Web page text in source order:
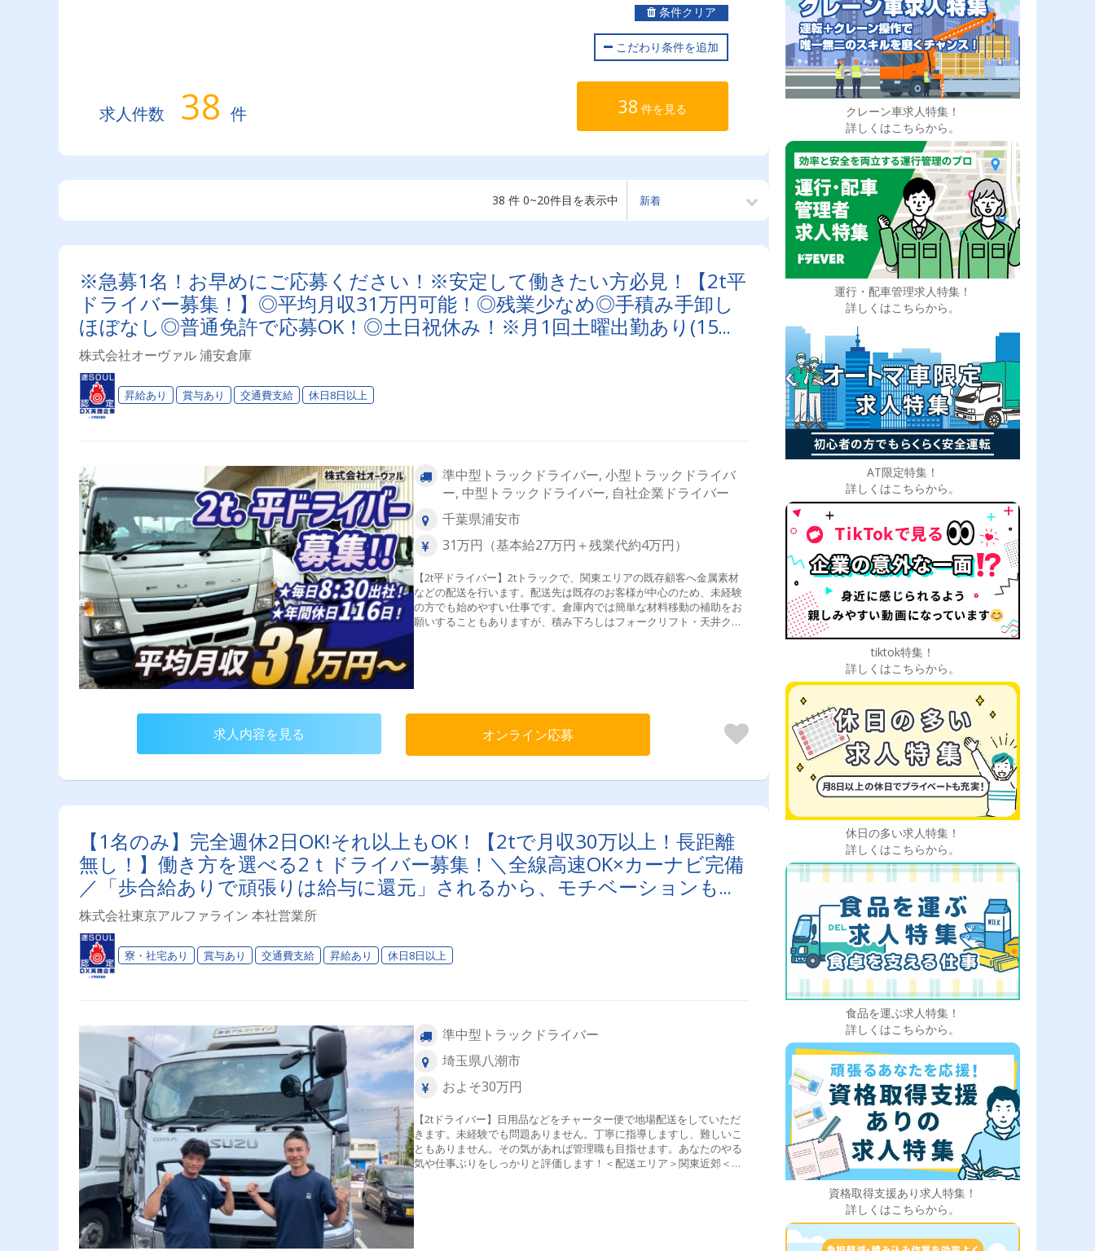
条件クリア
こだわり条件を追加
求人件数 38 件 38 件を見る
38 件 0~20件目を表示中
※急募1名！お早めにご応募ください！※安定して働きたい方必見！【2t平
ドライバー募集！】◎平均月収31万円可能！◎残業少なめ◎手積み手卸し
ほぼなし◎普通免許で応募OK！◎土日祝休み！※月1回土曜出勤あり(15時
まで)
株式会社オーヴァル 浦安倉庫
昇給あり 賞与あり 交通費支給 休日8日以上
準中型トラックドライバー, 小型トラックドライバ
ー, 中型トラックドライバー, 自社企業ドライバー
千葉県浦安市
31万円（基本給27万円＋残業代約4万円）
【2t平ドライバー】2tトラックで、関東エリアの既存顧客へ金属素材
などの配送を行います。配送先は既存のお客様が中心のため、未経験
の方でも始めやすい仕事です。倉庫内では簡単な材料移動の補助をお
願いすることもありますが、積み下ろしはフォークリフト・天井クレ
ーンが中心で手卸しはほとんどありません。 配送は全線高速利用OK
ろし）↓夕方に帰社↓翌日配送分の仕分け・積み込み（複数名で行いま
求人内容を見る オンライン応募
【1名のみ】完全週休2日OK!それ以上もOK！【2tで月収30万以上！長距離
無し！】働き方を選べる2ｔドライバー募集！＼全線高速OK×カーナビ完備
／「歩合給ありで頑張りは給与に還元」されるから、モチベーションも常
にMAX♪寮ありで遠方からの応募も大歓迎★
株式会社東京アルファライン 本社営業所
寮・社宅あり 賞与あり 交通費支給 昇給あり 休日8日以上
準中型トラックドライバー
埼玉県八潮市
およそ30万円
【2tドライバー】日用品などをチャーター便で地場配送をしていただ
きます。未経験でも問題ありません。丁寧に指導しますし、難しいこ
ともありません。その気があれば管理職も目指せます。あなたのやる
気や仕事ぶりをしっかりと評価します！＜配送エリア＞関東近郊＜配
送品＞日用品・飲料・雑貨・パレット品、機械など未経験でも無理の
ない運行でステップアップできます。是非一度、ご連絡ください。
クレーン車求人特集！
詳しくはこちらから。
運行・配車管理求人特集！
詳しくはこちらから。
AT限定特集！
詳しくはこちらから。
tiktok特集！
詳しくはこちらから。
休日の多い求人特集！
詳しくはこちらから。
食品を運ぶ求人特集！
詳しくはこちらから。
資格取得支援あり求人特集！
詳しくはこちらから。